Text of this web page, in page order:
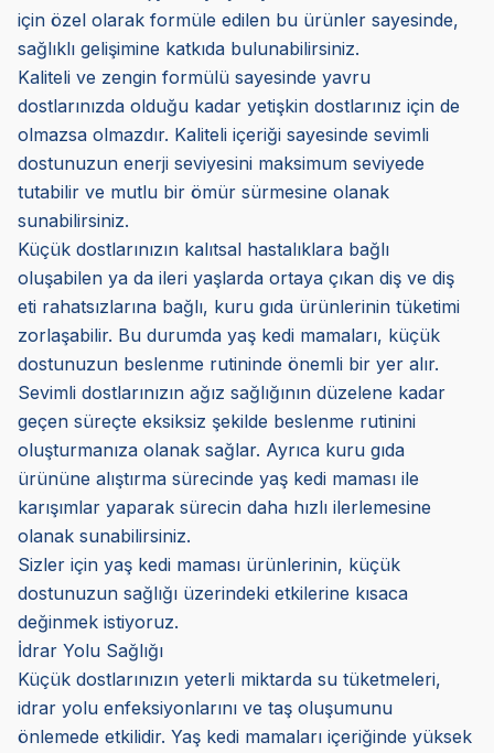
için özel olarak formüle edilen bu ürünler sayesinde,
sağlıklı gelişimine katkıda bulunabilirsiniz.
Kaliteli ve zengin formülü sayesinde yavru
dostlarınızda olduğu kadar yetişkin dostlarınız için de
olmazsa olmazdır. Kaliteli içeriği sayesinde sevimli
dostunuzun enerji seviyesini maksimum seviyede
tutabilir ve mutlu bir ömür sürmesine olanak
sunabilirsiniz.
Küçük dostlarınızın kalıtsal hastalıklara bağlı
oluşabilen ya da ileri yaşlarda ortaya çıkan diş ve diş
eti rahatsızlarına bağlı, kuru gıda ürünlerinin tüketimi
zorlaşabilir. Bu durumda yaş kedi mamaları, küçük
dostunuzun beslenme rutininde önemli bir yer alır.
Sevimli dostlarınızın ağız sağlığının düzelene kadar
geçen süreçte eksiksiz şekilde beslenme rutinini
oluşturmanıza olanak sağlar. Ayrıca kuru gıda
ürününe alıştırma sürecinde yaş kedi maması ile
karışımlar yaparak sürecin daha hızlı ilerlemesine
olanak sunabilirsiniz.
Sizler için yaş kedi maması ürünlerinin, küçük
dostunuzun sağlığı üzerindeki etkilerine kısaca
değinmek istiyoruz.
İdrar Yolu Sağlığı
Küçük dostlarınızın yeterli miktarda su tüketmeleri,
idrar yolu enfeksiyonlarını ve taş oluşumunu
önlemede etkilidir. Yaş kedi mamaları içeriğinde yüksek